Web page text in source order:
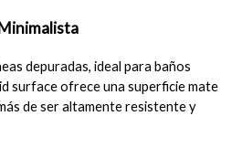
depuradas, ideal para baños
surface ofrece una superficie mate
de ser altamente resistente y